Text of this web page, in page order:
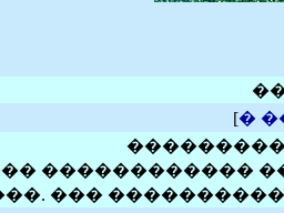
[�
������������
���